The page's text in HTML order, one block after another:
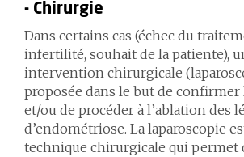
- Chirurgie
Dans certains cas (échec du
infertilité, souhait de la patiente),
intervention chirurgicale
proposée dans le but de
et/ou de procéder à l’ablation des
d’endométriose. La laparoscopie
technique chirurgicale qui permet